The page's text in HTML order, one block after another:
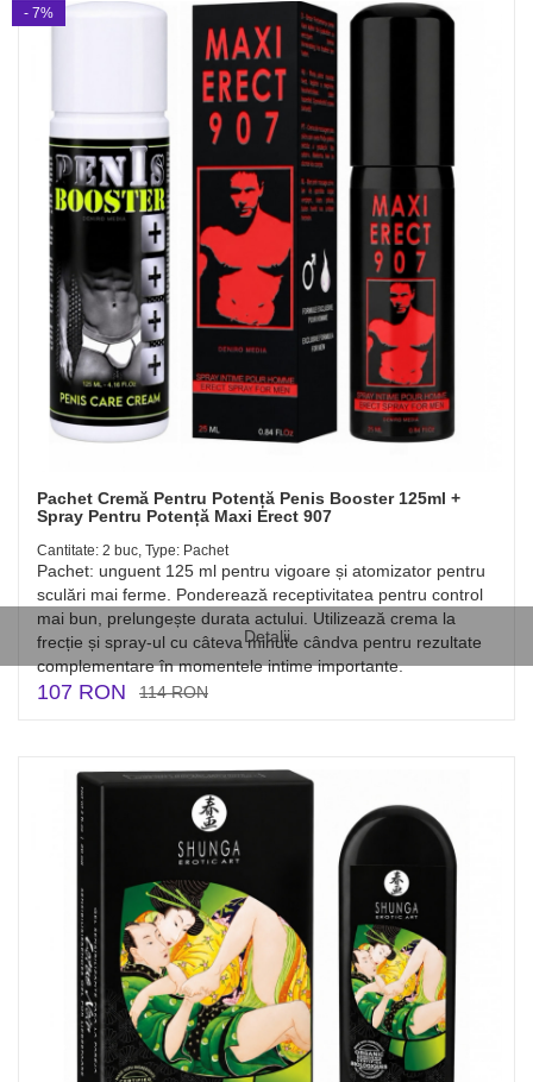
Detalii
Pachet Cremă Pentru Potență Penis Booster 125ml +
Spray Pentru Potență Maxi Erect 907
Cantitate: 2 buc, Type: Pachet
Pachet: unguent 125 ml pentru vigoare și atomizator pentru
sculări mai ferme. Ponderează receptivitatea pentru control
mai bun, prelungește durata actului. Utilizează crema la
frecție și spray-ul cu câteva minute cândva pentru rezultate
complementare în momentele intime importante.
107 RON 114 RON
- 7%